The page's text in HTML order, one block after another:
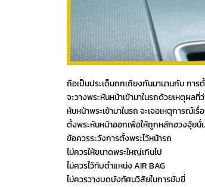
ถือเป็นประเด็นถกเถียงกันมานานกับ การ
จะวางพระหันหน้าเข้ามาในรถด้วยเหตุผลที่
หันหน้าพระเข้ามาในรถ จะเจอเหตุการณ์
ตั้งพระหันหน้าออกเพื่อให้ถูกหลักฮวงจุ้ยนั่
ข้อควรระวังการตั้งพระไว้หน้ารถ
ไม่ควรให้ขนาดพระใหญ่เกินไป
ไม่ควรไว้ทับตำแหน่ง AIR BAG
ไม่ควรวางบดบังทัศนวิสัยในการขับขี่